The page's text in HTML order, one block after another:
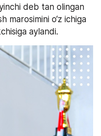
deb tan olingan
marosimini o‘z ichiga
aylandi.